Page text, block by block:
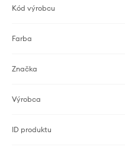
Kód výrobcu
Farba
Značka
Výrobca
ID produktu